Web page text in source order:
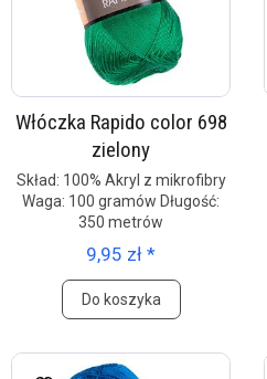
Włóczka Rapido color 698
zielony
Skład: 100% Akryl z mikrofibry
Waga: 100 gramów Długość:
350 metrów
9,95 zł *
Do koszyka